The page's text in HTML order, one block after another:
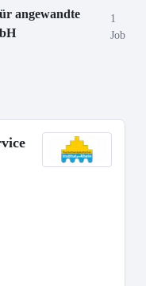
angewandte
1
Job